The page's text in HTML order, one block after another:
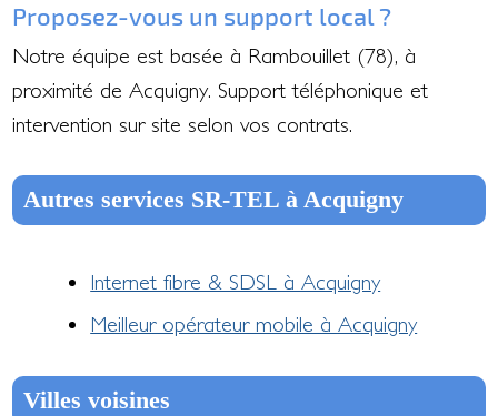
Proposez-vous un support local ?
Notre équipe est basée à Rambouillet (78), à
proximité de Acquigny. Support téléphonique et
intervention sur site selon vos contrats.
Autres services SR-TEL à Acquigny
Internet fibre & SDSL à Acquigny
Meilleur opérateur mobile à Acquigny
Villes voisines